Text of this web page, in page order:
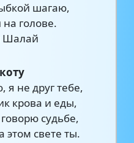
шагаю,
голове.
Шалай
я не друг тебе,
крова и еды,
судьбе,
этом свете ты.